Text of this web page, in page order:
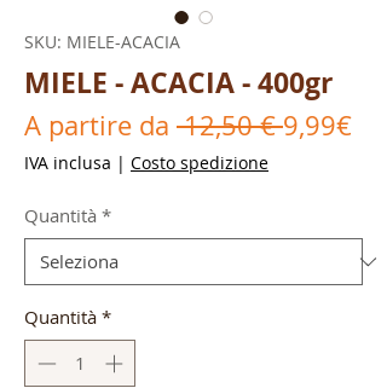
SKU: MIELE-ACACIA
MIELE - ACACIA - 400gr
A partire da 12,50 € Prezzo
9,99€
IVA inclusa | Costo spedizione
Quantità *
Quantità *